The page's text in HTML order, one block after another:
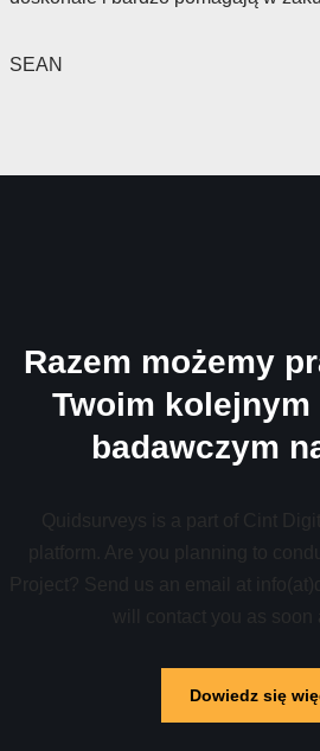
SEAN
Razem możemy
Twoim
badawczym
Quidsurveys is a part of Cint
platform. Are you planning to
Project? Send us an email at
will contact you as soon
Dowiedz się